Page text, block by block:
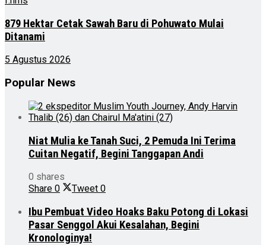
879 Hektar Cetak Sawah Baru di Pohuwato Mulai
Ditanami
5 Agustus 2026
Popular News
Niat Mulia ke Tanah Suci, 2 Pemuda Ini Terima
Cuitan Negatif, Begini Tanggapan Andi
0 shares
Share 0 Tweet 0
Ibu Pembuat Video Hoaks Baku Potong di Lokasi
Pasar Senggol Akui Kesalahan, Begini
Kronologinya!